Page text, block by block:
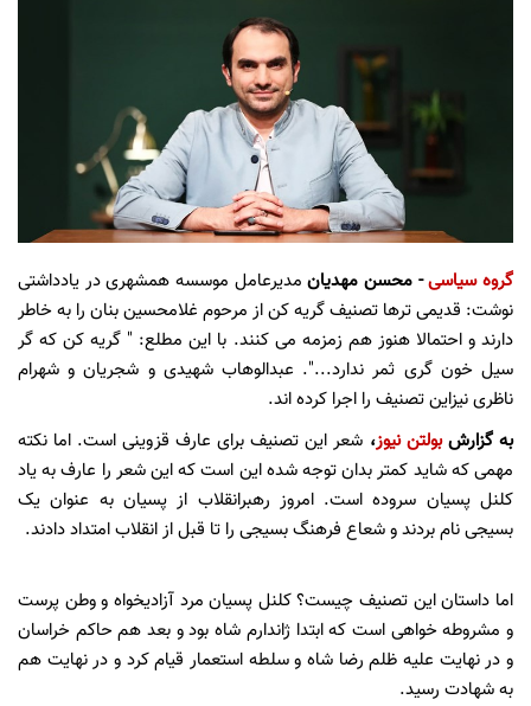
گروه سیاسی- محسن مهدیانمدیرعامل موسسه همشهری در یادداشتی
نوشت: قدیمی ترها تصنیف گریه کن از مرحوم غلامحسین بنان را به خاطر
دارند و احتمالا هنوز هم زمزمه می کنند. با این مطلع: " گریه کن که گر
سیل خون گری ثمر ندارد...". عبدالوهاب شهیدی و شجریان و شهرام
ناظری نیزاین تصنیف را اجرا کرده اند.
به گزارشبولتن نیوز، شعر این تصنیف برای عارف قزوینی است. اما نکته
مهمی که شاید کمتر بدان توجه شده این است که این شعر را عارف به یاد
کلنل پسیان سروده است. امروز رهبرانقلاب از پسیان به عنوان یک
بسیجی نام بردند و شعاع فرهنگ بسیجی را تا قبل از انقلاب امتداد دادند.
اما داستان این تصنیف چیست؟ کلنل پسیان مرد آزادیخواه و وطن پرست
و مشروطه خواهی است که ابتدا ژاندارم شاه بود و بعد هم حاکم خراسان
و در نهایت علیه ظلم رضا شاه و سلطه استعمار قیام کرد و در نهایت هم
به شهادت رسید.